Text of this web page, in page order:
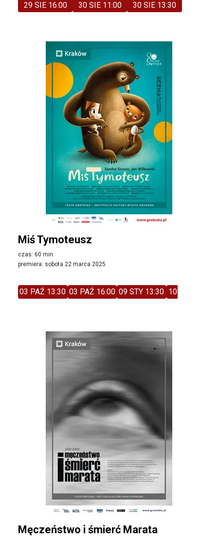
29 SIE 16:00 30 SIE 11:00 30 SIE 13:30
Miś Tymoteusz
czas: 60 min.
premiera: sobota 22 marca 2025
03 PAŹ 13:30 03 PAŹ 16:00 09 STY 13:30 10 STY 11:00
Męczeństwo i śmierć Marata